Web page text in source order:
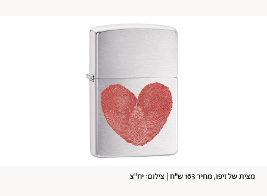
מצית של זיפו, מחיר 163 ש"ח | צילום: יח"צ